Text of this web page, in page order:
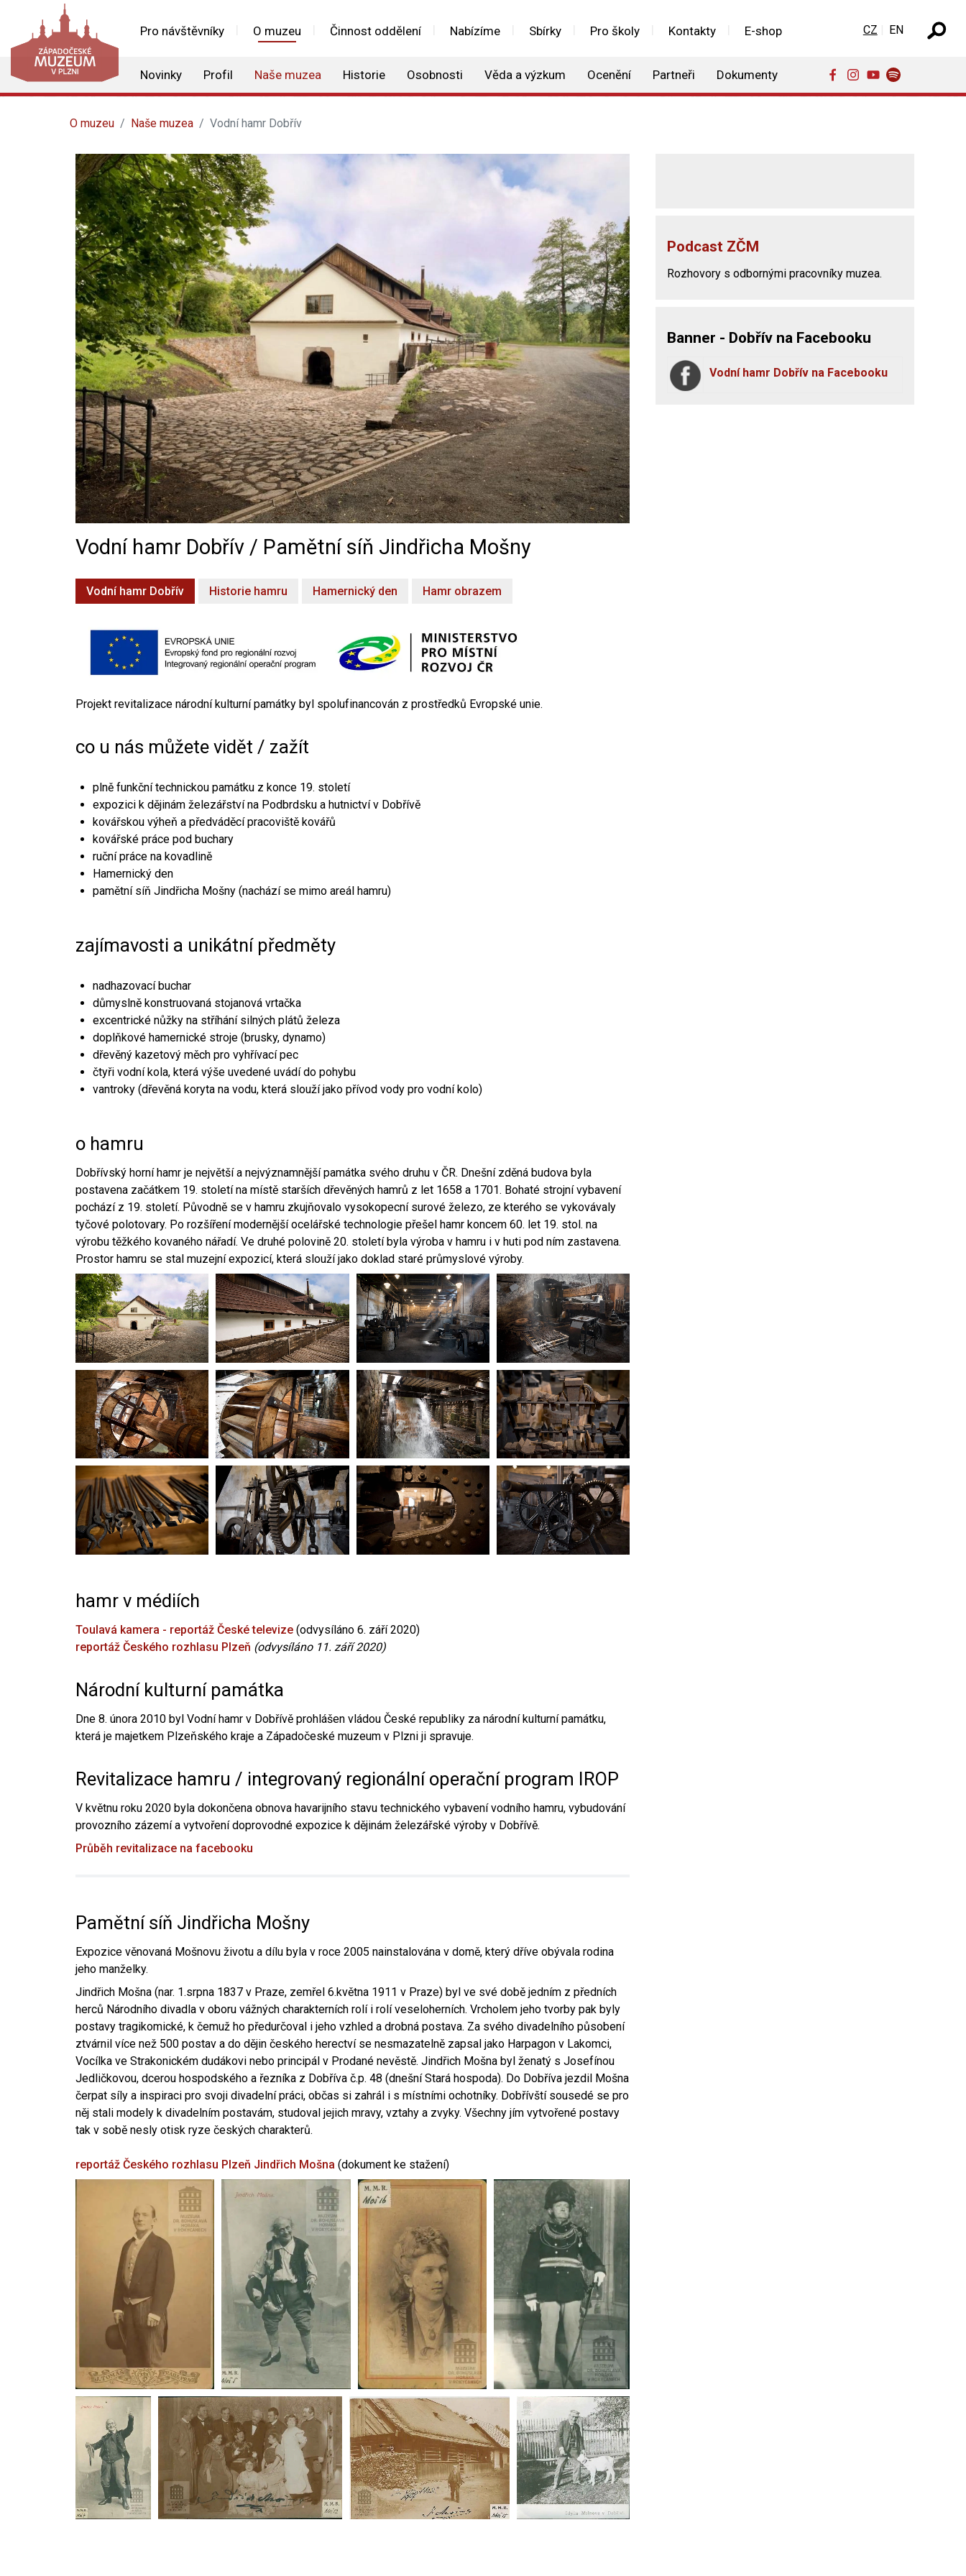
Pro návštěvníky O muzeu Činnost oddělení Nabízíme Sbírky Pro školy Kontakty E-shop
Novinky Profil Naše muzea Historie Osobnosti Věda a výzkum Ocenění Partneři Dokumenty
Zvolte jazyk
CZ EN
O muzeu Naše muzea Vodní hamr Dobřív
Vodní hamr Dobřív / Pamětní síň Jindřicha Mošny
Vodní hamr Dobřív Historie hamru Hamernický den Hamr obrazem
Projekt revitalizace národní kulturní památky byl spolufinancován z prostředků Evropské unie.
co u nás můžete vidět / zažít
plně funkční technickou památku z konce 19. století
expozici k dějinám železářství na Podbrdsku a hutnictví v Dobřívě
kovářskou výheň a předváděcí pracoviště kovářů
kovářské práce pod buchary
ruční práce na kovadlině
Hamernický den
pamětní síň Jindřicha Mošny (nachází se mimo areál hamru)
zajímavosti a unikátní předměty
nadhazovací buchar
důmyslně konstruovaná stojanová vrtačka
excentrické nůžky na stříhání silných plátů železa
doplňkové hamernické stroje (brusky, dynamo)
dřevěný kazetový měch pro vyhřívací pec
čtyři vodní kola, která výše uvedené uvádí do pohybu
vantroky (dřevěná koryta na vodu, která slouží jako přívod vody pro vodní kolo)
o hamru
Dobřívský horní hamr je největší a nejvýznamnější památka svého druhu v ČR. Dnešní zděná budova byla
postavena začátkem 19. století na místě starších dřevěných hamrů z let 1658 a 1701. Bohaté strojní vybavení
pochází z 19. století. Původně se v hamru zkujňovalo vysokopecní surové železo, ze kterého se vykovávaly
tyčové polotovary. Po rozšíření modernější ocelářské technologie přešel hamr koncem 60. let 19. stol. na
výrobu těžkého kovaného nářadí. Ve druhé polovině 20. století byla výroba v hamru i v huti pod ním zastavena.
Prostor hamru se stal muzejní expozicí, která slouží jako doklad staré průmyslové výroby.
hamr v médiích
Toulavá kamera - reportáž České televize (odvysíláno 6. září 2020)
reportáž Českého rozhlasu Plzeň (odvysíláno 11. září 2020)
Národní kulturní památka
Dne 8. února 2010 byl Vodní hamr v Dobřívě prohlášen vládou České republiky za národní kulturní památku,
která je majetkem Plzeňského kraje a Západočeské muzeum v Plzni ji spravuje.
Revitalizace hamru / integrovaný regionální operační program IROP
V květnu roku 2020 byla dokončena obnova havarijního stavu technického vybavení vodního hamru, vybudování
provozního zázemí a vytvoření doprovodné expozice k dějinám železářské výroby v Dobřívě.
Průběh revitalizace na facebooku
Pamětní síň Jindřicha Mošny
Expozice věnovaná Mošnovu životu a dílu byla v roce 2005 nainstalována v domě, který dříve obývala rodina
jeho manželky.
Jindřich Mošna (nar. 1.srpna 1837 v Praze, zemřel 6.května 1911 v Praze) byl ve své době jedním z předních
herců Národního divadla v oboru vážných charakterních rolí i rolí veseloherních. Vrcholem jeho tvorby pak byly
postavy tragikomické, k čemuž ho předurčoval i jeho vzhled a drobná postava. Za svého divadelního působení
ztvárnil více než 500 postav a do dějin českého herectví se nesmazatelně zapsal jako Harpagon v Lakomci,
Vocílka ve Strakonickém dudákovi nebo principál v Prodané nevěstě. Jindřich Mošna byl ženatý s Josefínou
Jedličkovou, dcerou hospodského a řezníka z Dobříva č.p. 48 (dnešní Stará hospoda). Do Dobříva jezdil Mošna
čerpat síly a inspiraci pro svoji divadelní práci, občas si zahrál i s místními ochotníky. Dobřívští sousedé se pro
něj stali modely k divadelním postavám, studoval jejich mravy, vztahy a zvyky. Všechny jím vytvořené postavy
tak v sobě nesly otisk ryze českých charakterů.
reportáž Českého rozhlasu Plzeň Jindřich Mošna (dokument ke stažení)
Podcast ZČM
Rozhovory s odbornými pracovníky muzea.
Banner - Dobřív na Facebooku
Vodní hamr Dobřív na Facebooku